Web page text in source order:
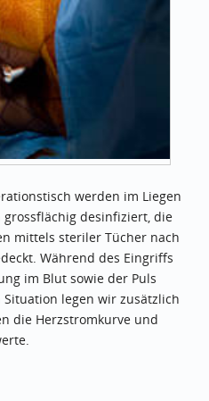
werden im Liegen
desinfiziert, die
mittels steriler Tücher nach
Während des Eingriffs
im Blut sowie der Puls
legen wir zusätzlich
die Herzstromkurve und